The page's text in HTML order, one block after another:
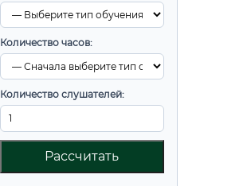
Количество часов:
Количество слушателей:
Рассчитать